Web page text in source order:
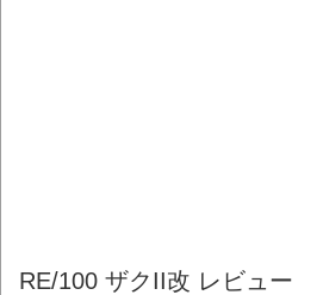
RE/100 ザクII改 レビュー